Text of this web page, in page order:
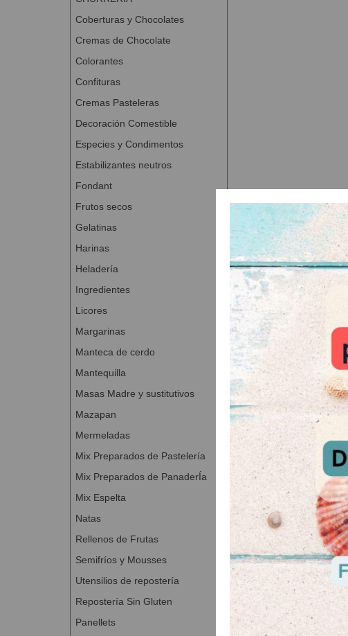
Coberturas y Chocolates
Cremas de Chocolate
Colorantes
Confituras
Cremas Pasteleras
Decoración Comestible
Especies y Condimentos
Estabilizantes neutros
Fondant
Frutos secos
Gelatinas
Harinas
Heladería
Ingredientes
Licores
Margarinas
Manteca de cerdo
Mantequilla
Masas Madre y sustitutivos
Mazapan
Mermeladas
Mix Preparados de Pastelería
Mix Preparados de PanaderÍa
Mix Espelta
Natas
Rellenos de Frutas
Semifríos y Mousses
Utensilios de repostería
Repostería Sin Gluten
Panellets